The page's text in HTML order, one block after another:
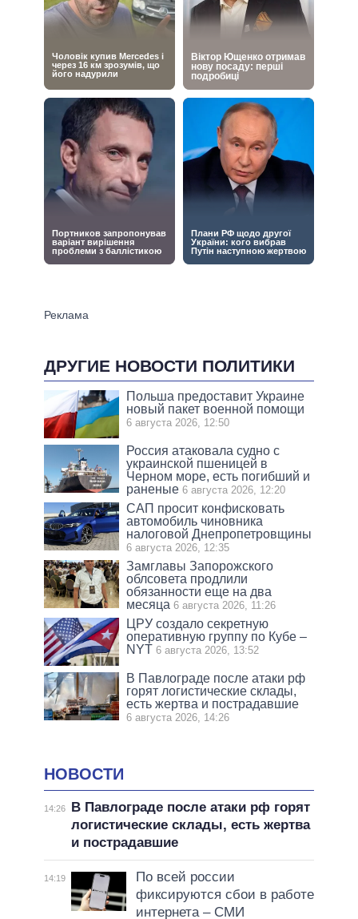
ДРУГИЕ НОВОСТИ ПОЛИТИКИ
Польша предоставит Украине
новый пакет военной помощи
6 августа 2026, 12:50
Россия атаковала судно с
украинской пшеницей в
Черном море, есть погибший и
раненые 6 августа 2026, 12:20
САП просит конфисковать
автомобиль чиновника
налоговой Днепропетровщины
6 августа 2026, 12:35
Замглавы Запорожского
облсовета продлили
обязанности еще на два
месяца 6 августа 2026, 11:26
ЦРУ создало секретную
оперативную группу по Кубе –
NYT 6 августа 2026, 13:52
В Павлограде после атаки рф
горят логистические склады,
есть жертва и пострадавшие
6 августа 2026, 14:26
НОВОСТИ
14:26
В Павлограде после атаки рф горят
логистические склады, есть жертва
и пострадавшие
14:19
По всей россии
фиксируются сбои в работе
интернета – СМИ